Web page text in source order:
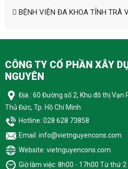
BỆNH VIỆN ĐA KHOA TỈNH TRÀ
CÔNG TY CỔ PHẦN XÂY
NGUYÊN
Địa : 60 Đường số 2, Khu đô thị Vạn
Thủ Đức, Tp. Hồ Chí Minh.
Hotline: 028 628 73858
Email: info@vietnguyencons.com
Website: vietnguyencons.com
Giờ làm việc: 8h00 - 17h00 Từ thứ